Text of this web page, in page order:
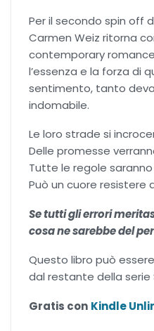
Per il secondo spin off
Carmen Weiz ritorna
contemporary
l’essenza e la forza di
sentimento, tanto
indomabile.
Le loro strade si
Delle promesse
Tutte le regole
Può un cuore resistere
Se tutti gli errori
cosa ne sarebbe del
Questo libro può
dal restante della serie
Gratis con Kindle